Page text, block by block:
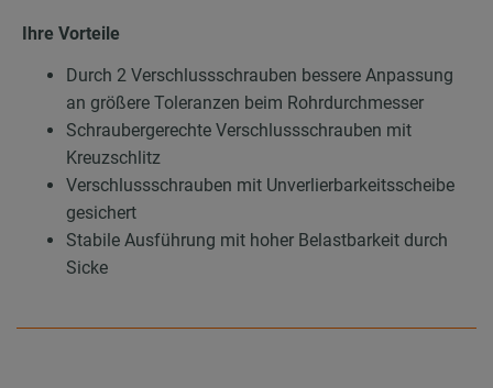
Ihre Vorteile
Durch 2 Verschlussschrauben bessere Anpassung
an größere Toleranzen beim Rohrdurchmesser
Schraubergerechte Verschlussschrauben mit
Kreuzschlitz
Verschlussschrauben mit Unverlierbarkeitsscheibe
gesichert
Stabile Ausführung mit hoher Belastbarkeit durch
Sicke